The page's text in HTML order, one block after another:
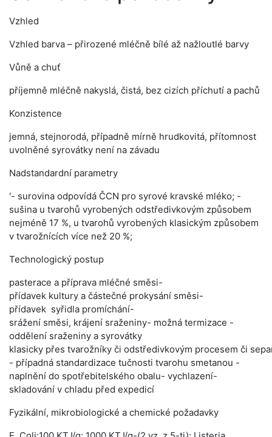
Vzhled
Vzhled barva – přirozené mléčně bílé až nažloutlé barvy
Vůně a chuť
příjemně mléčně nakyslá, čistá, bez cizích příchutí a pachů
Konzistence
jemná, stejnorodá, případně mírně hrudkovitá, přítomnost
uvolněné syrovátky není na závadu
Nadstandardní parametry
'- surovina odpovídá ČCN pro syrové kravské mléko; -
sušina u tvarohů vyrobených odstředivkovým způsobem
nejméně 17 %, u tvarohů vyrobených klasickým způsobem
v tvarožnících více než 20 %;
Technologický postup
pasterace a příprava mléčné směsi-
přídavek kultury a částečné prokysání směsi-
přídavek syřidla promíchání-
srážení směsi, krájení sraženiny- možná termizace -
oddělení sraženiny a syrovátky
klasicky přes tvarožníky či odstředivkovým procesem či
- případná standardizace tučnosti tvarohu smetanou -
naplnění do spotřebitelského obalu- vychlazení-
skladování v chladu před expedicí
Fyzikální, mikrobiologické a chemické požadavky